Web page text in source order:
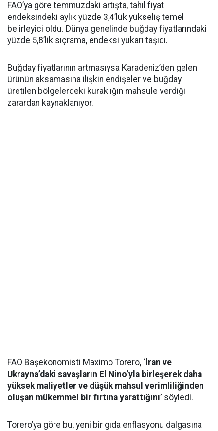
FAO’ya göre temmuzdaki artışta, tahıl fiyat
endeksindeki aylık yüzde 3,4’lük yükseliş temel
belirleyici oldu. Dünya genelinde buğday fiyatlarındaki
yüzde 5,8’lik sıçrama, endeksi yukarı taşıdı.
Buğday fiyatlarının artmasıysa Karadeniz’den gelen
ürünün aksamasına ilişkin endişeler ve buğday
üretilen bölgelerdeki kuraklığın mahsule verdiği
zarardan kaynaklanıyor.
FAO Başekonomisti Maximo Torero, ‘İran ve
Ukrayna’daki savaşların El Nino’yla birleşerek daha
yüksek maliyetler ve düşük mahsul verimliliğinden
oluşan mükemmel bir fırtına yarattığını’ söyledi.
Torero’ya göre bu, yeni bir gıda enflasyonu dalgasına